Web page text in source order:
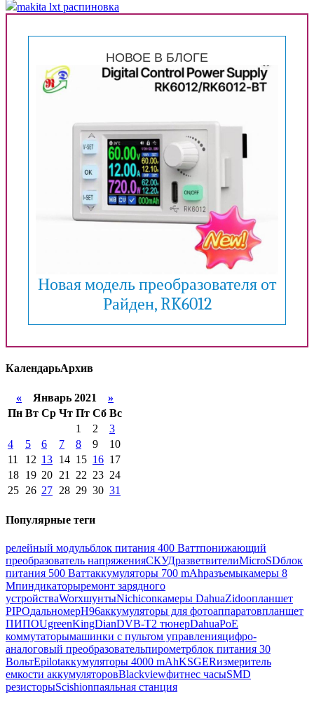
makita lxt распиновка
НОВОЕ В БЛОГЕ
Новая модель преобразователя от
Райден, RK6012
КалендарьАрхив
« Январь 2021 »
Пн Вт Ср Чт Пт Сб Вс
1
2
3
4
5 6 7 8 9
10
11
12 13 14 15 16 17
18 19 20 21 22 23 24
25 26 27 28 29 30 31
Популярные теги
релейный модульблок питания 400 Ваттпонижающий
преобразователь напряженияСКУДразветвителиMicroSDблок
питания 500 Ваттаккумуляторы 700 mAhразъемыкамеры 8
Мпиндикаторыремонт зарядного
устройстваWorxшунтыNichiconкамеры DahuaZidooпланшет
PIPOдальномерH96аккумуляторы для фотоаппаратовпланшет
ПИПОUgreenKingDianDVB-T2 тюнерDahuaPoE
коммутаторымашинки с пультом управленияцифро-
аналоговый преобразовательпирометрблок питания 30
ВольтEpilotаккумуляторы 4000 mAhKSGERизмеритель
емкости аккумуляторовBlackviewфитнес часыSMD
резисторыScishionпаяльная станция